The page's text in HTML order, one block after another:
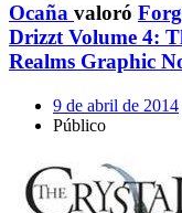
Ocaña valoró
Drizzt Volume 4:
Realms Graphic
9 de abril de 2014
Público